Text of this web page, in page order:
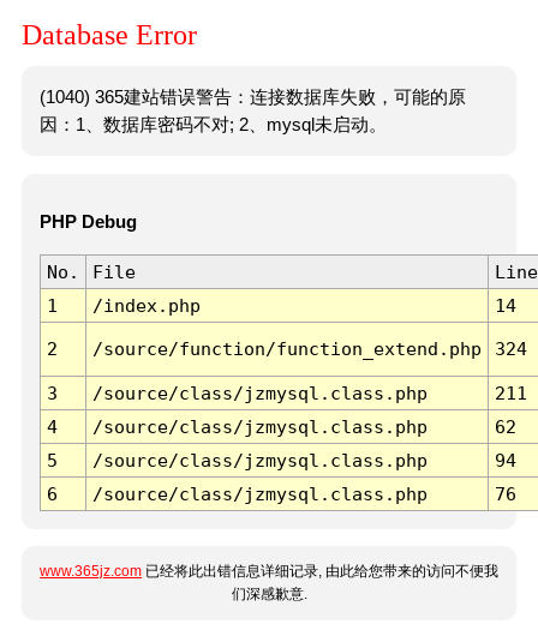
Database Error
(1040) 365建站错误警告：连接数据库失败，可能的原
因：1、数据库密码不对; 2、mysql未启动。
PHP Debug
No. File
Line
1
/index.php 14
2 /source/function/function_extend.php 324
3 /source/class/jzmysql.class.php
211
4
/source/class/jzmysql.class.php
62
5
/source/class/jzmysql.class.php
94
6
/source/class/jzmysql.class.php 76
www.365jz.com 已经将此出错信息详细记录, 由此给您带来的访问不便我
们深感歉意.